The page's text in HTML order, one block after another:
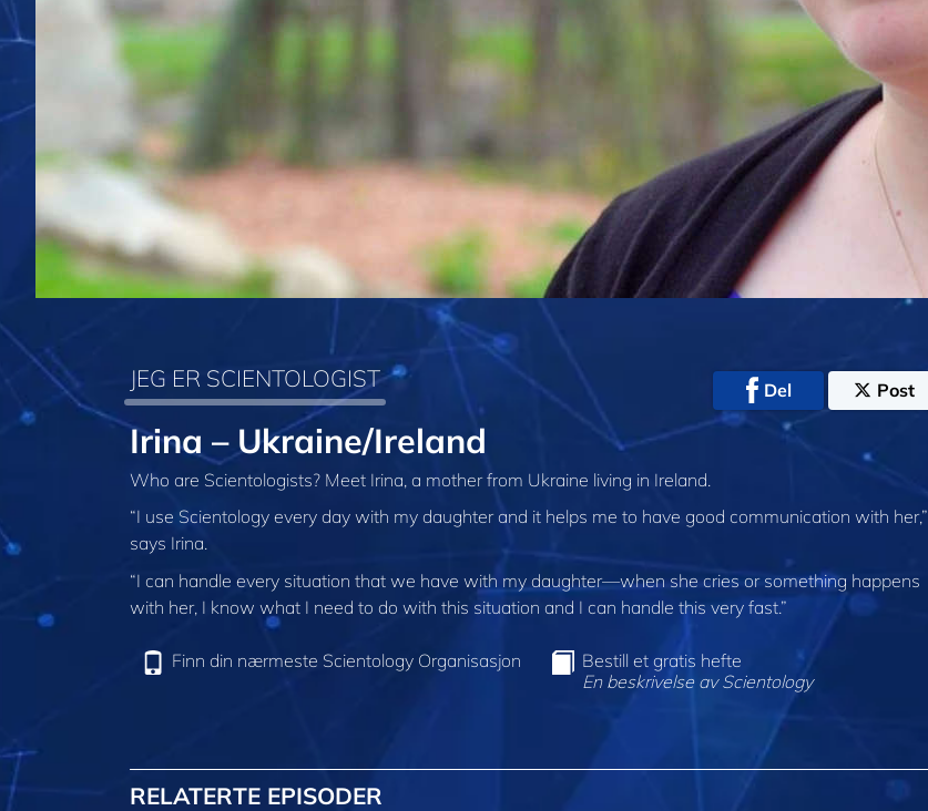
Video
JEG ER SCIENTOLOGIST Del Post
Irina – Ukraine/Ireland
Who are Scientologists? Meet Irina, a mother from Ukraine living in Ireland.
“I use Scientology every day with my daughter and it helps me to have good communication with her,”
says Irina.
“I can handle every situation that we have with my daughter—when she cries or something happens
with her, I know what I need to do with this situation and I can handle this very fast.”
Finn din nærmeste Scientology Organisasjon
Bestill et gratis hefte
En beskrivelse av Scientology
RELATERTE EPISODER